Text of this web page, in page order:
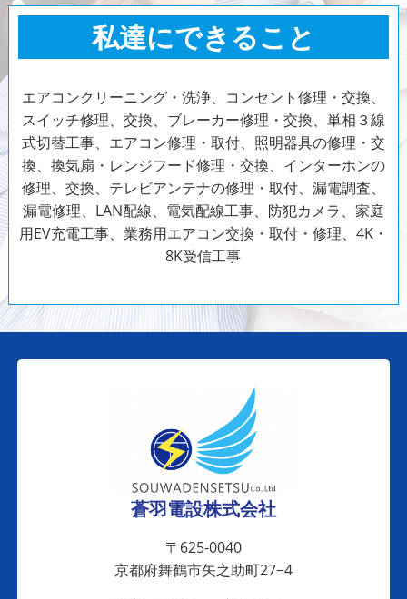
私達にできること
エアコンクリーニング・洗浄、コンセント修理・交換、
スイッチ修理、交換、ブレーカー修理・交換、単相３線
式切替工事、エアコン修理・取付、照明器具の修理・交
換、換気扇・レンジフード修理・交換、インターホンの
修理、交換、テレビアンテナの修理・取付、漏電調査、
漏電修理、LAN配線、電気配線工事、防犯カメラ、家庭
用EV充電工事、業務用エアコン交換・取付・修理、4K・
8K受信工事
蒼羽電設株式会社
〒625-0040
京都府舞鶴市矢之助町27−4